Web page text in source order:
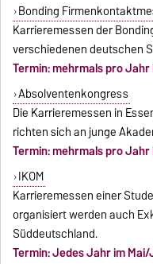
Bonding
Karrieremessen der
verschiedenen deutschen
Termin: mehrmals pro
Absolventenkongress
Die Karrieremessen in
richten sich an junge
Termin: mehrmals pro
IKOM
Karrieremessen einer
organisiert werden auch
Süddeutschland.
Termin: Jedes Jahr im